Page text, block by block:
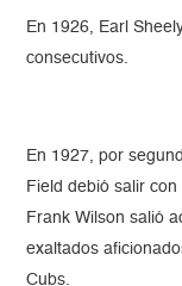
En 1926, Earl
consecutivos.
En 1927, por
Field debió salir
Frank Wilson salió
exaltados
Cubs.